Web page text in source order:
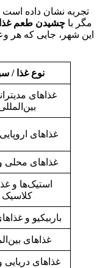
تجربه نشان داده
مگر با چشیدن طعم
این شهر، جایی که هر
نوع غذا /
غذاهای
غذاهای
غذاهای محلی
استیک‌ها و
کلاسیک
باربیکیو و
غذاهای
غذاهای